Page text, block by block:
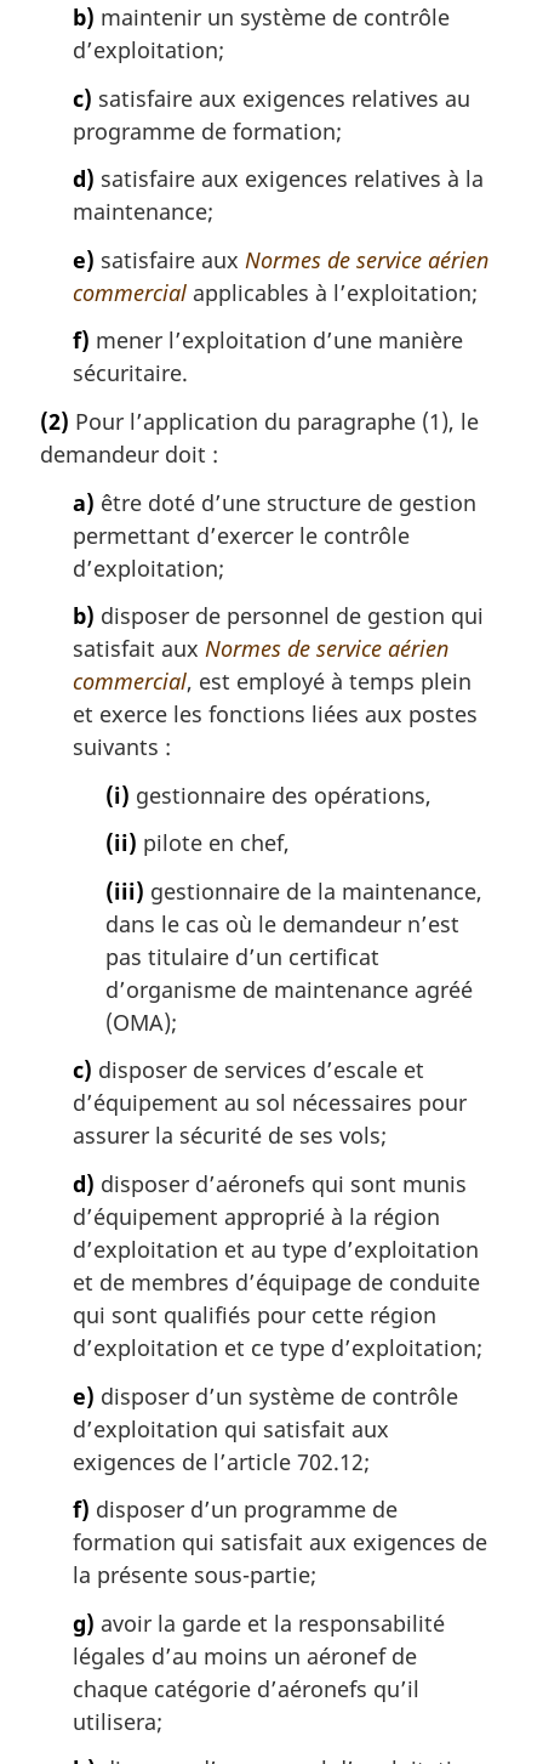
b) maintenir un système de contrôle
d’exploitation;
c) satisfaire aux exigences relatives au
programme de formation;
d) satisfaire aux exigences relatives à la
maintenance;
e) satisfaire aux Normes de service aérien
commercial applicables à l’exploitation;
f) mener l’exploitation d’une manière
sécuritaire.
(2) Pour l’application du paragraphe (1), le
demandeur doit :
a) être doté d’une structure de gestion
permettant d’exercer le contrôle
d’exploitation;
b) disposer de personnel de gestion qui
satisfait aux Normes de service aérien
commercial, est employé à temps plein
et exerce les fonctions liées aux postes
suivants :
(i) gestionnaire des opérations,
(ii) pilote en chef,
(iii) gestionnaire de la maintenance,
dans le cas où le demandeur n’est
pas titulaire d’un certificat
d’organisme de maintenance agréé
(OMA);
c) disposer de services d’escale et
d’équipement au sol nécessaires pour
assurer la sécurité de ses vols;
d) disposer d’aéronefs qui sont munis
d’équipement approprié à la région
d’exploitation et au type d’exploitation
et de membres d’équipage de conduite
qui sont qualifiés pour cette région
d’exploitation et ce type d’exploitation;
e) disposer d’un système de contrôle
d’exploitation qui satisfait aux
exigences de l’article 702.12;
f) disposer d’un programme de
formation qui satisfait aux exigences de
la présente sous-partie;
g) avoir la garde et la responsabilité
légales d’au moins un aéronef de
chaque catégorie d’aéronefs qu’il
utilisera;